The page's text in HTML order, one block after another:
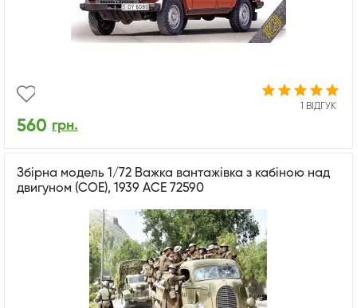
1 ВІДГУК
560 грн.
Збірна модель 1/72 Важка вантажівка з кабіною над
двигуном (COE), 1939 ACE 72590